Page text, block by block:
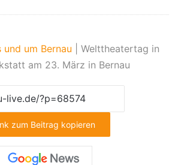
und um Bernau
Welttheatertag in
am 23. März in Bernau
zum Beitrag kopieren